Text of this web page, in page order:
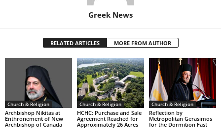
Greek News
RELATED ARTICLES MORE FROM AUTHOR
Church & Religion
Archbishop Nikitas at
Enthronement of New
Archbishop of Canada
Church & Religion
HCHC: Purchase and Sale
Agreement Reached for
Approximately 26 Acres
Church & Religion
Reflection by
Metropolitan Gerasimos
for the Dormition Fast